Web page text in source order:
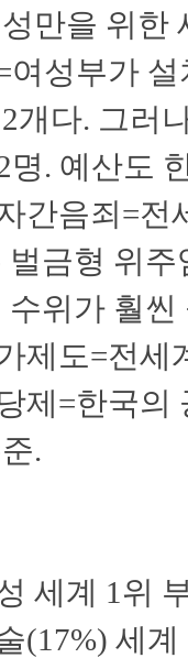
만을 위한
성부가 설
개다. 그러
명. 예산도
음죄=전
벌금형 위
수위가 훨씬
도=전세
=한국의
.
세계 1위
세계